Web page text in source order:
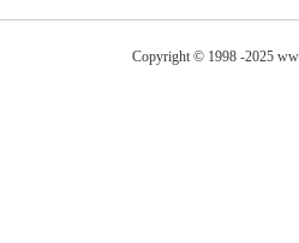
Copyright © 1998 -2025